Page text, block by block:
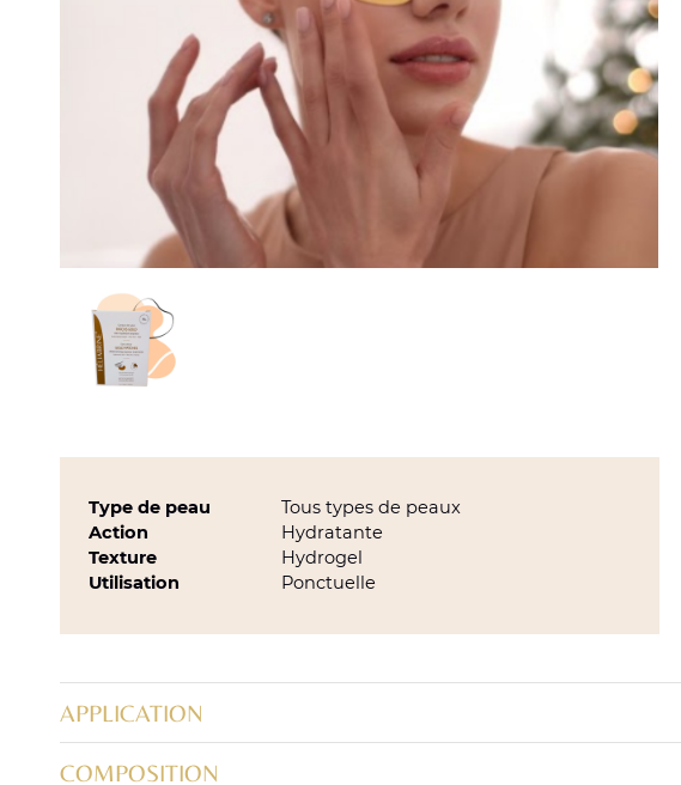
Type de peau
Tous types de peaux
Action
Hydratante
Texture
Hydrogel
Utilisation
Ponctuelle
APPLICATION
COMPOSITION